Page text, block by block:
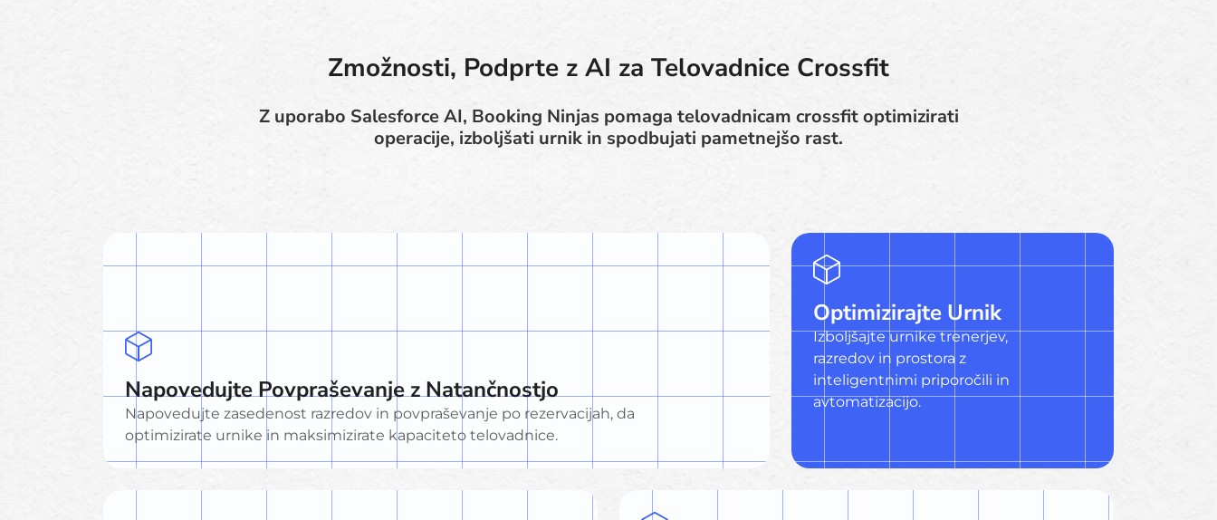
Zmožnosti, Podprte z AI za Telovadnice Crossfit
Z uporabo Salesforce AI, Booking Ninjas pomaga telovadnicam crossfit optimizirati
operacije, izboljšati urnik in spodbujati pametnejšo rast.
Napovedujte Povpraševanje z Natančnostjo
Napovedujte zasedenost razredov in povpraševanje po rezervacijah, da
optimizirate urnike in maksimizirate kapaciteto telovadnice.
Optimizirajte Urnik
Izboljšajte urnike trenerjev,
razredov in prostora z
inteligentnimi priporočili in
avtomatizacijo.